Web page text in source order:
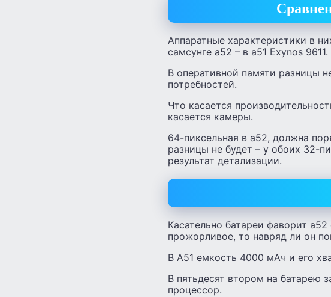
Аппаратные характеристики в
самсунге а52 – в а51 Exynos 9611.
В оперативной памяти разницы
потребностей.
Что касается
касается камеры.
64-пиксельная в а52, должна
разницы не будет – у обоих 32-
результат детализации.
Касательно батареи фаворит
прожорливое, то навряд ли он
В А51 емкость 4000 мАч и его
В пятьдесят втором на батарею
процессор.